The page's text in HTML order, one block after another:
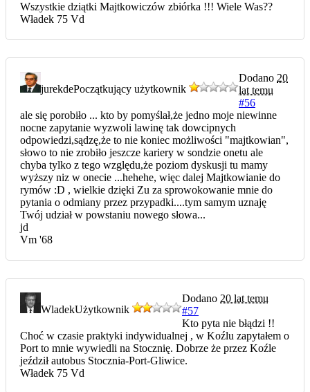
Wszystkie dziątki Majtkowiczów zbiórka !!! Wiele Was??
Władek 75 Vd
jurekdePoczątkujący użytkownik
Dodano 20
lat temu
#56
ale się porobiło ... kto by pomyślał,że jedno moje niewinne
nocne zapytanie wyzwoli lawinę tak dowcipnych
odpowiedzi,sądzę,że to nie koniec możliwości "majtkowian",
słowo to nie zrobiło jeszcze kariery w sondzie onetu ale
chyba tylko z tego względu,że poziom dyskusji tu mamy
wyższy niz w onecie ...hehehe, więc dalej Majtkowianie do
rymów :D , wielkie dzięki Zu za sprowokowanie mnie do
pytania o odmiany przez przypadki....tym samym uznaję
Twój udział w powstaniu nowego słowa...
jd
Vm '68
WladekUżytkownik
Dodano 20 lat temu
#57
Kto pyta nie błądzi !!
Choć w czasie praktyki indywidualnej , w Koźlu zapytałem o
Port to mnie wywiedli na Stocznię. Dobrze że przez Koźle
jeździł autobus Stocznia-Port-Gliwice.
Władek 75 Vd